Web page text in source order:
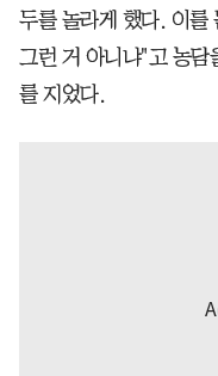
두를 놀라게 했다. 이를
그런 거 아니냐"고 농담
를 지었다.